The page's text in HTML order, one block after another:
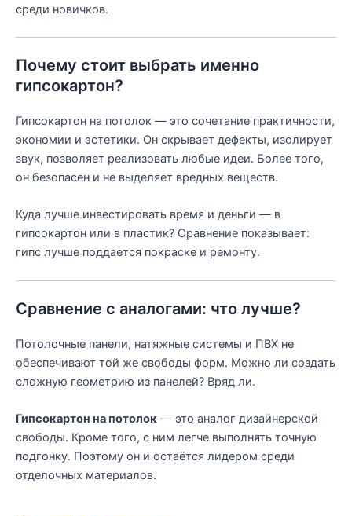
среди новичков.
Почему стоит выбрать именно
гипсокартон?
Гипсокартон на потолок — это сочетание практичности,
экономии и эстетики. Он скрывает дефекты, изолирует
звук, позволяет реализовать любые идеи. Более того,
он безопасен и не выделяет вредных веществ.
Куда лучше инвестировать время и деньги — в
гипсокартон или в пластик? Сравнение показывает:
гипс лучше поддается покраске и ремонту.
Сравнение с аналогами: что лучше?
Потолочные панели, натяжные системы и ПВХ не
обеспечивают той же свободы форм. Можно ли создать
сложную геометрию из панелей? Вряд ли.
Гипсокартон на потолок — это аналог дизайнерской
свободы. Кроме того, с ним легче выполнять точную
подгонку. Поэтому он и остаётся лидером среди
отделочных материалов.